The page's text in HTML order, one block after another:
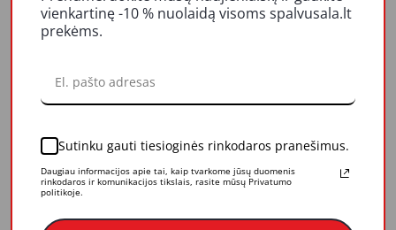
Atsparumas tempimui - 33 N/cm
Susijusios prekės
vienkartinę -10 % nuolaidą visoms spalvusala.lt
prekėms.
Sutinku gauti tiesioginės rinkodaros pranešimus.
Daugiau informacijos apie tai, kaip tvarkome jūsų duomenis
rinkodaros ir komunikacijos tikslais, rasite mūsų Privatumo
politikoje.